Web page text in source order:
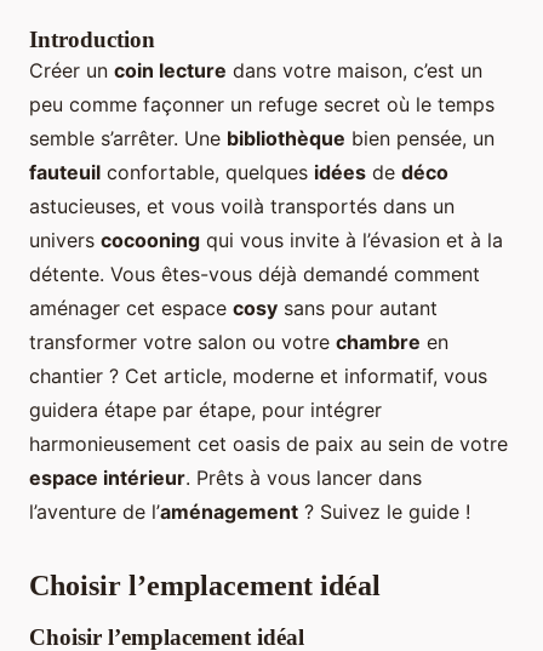
Introduction
Créer un coin lecture dans votre maison, c’est un
peu comme façonner un refuge secret où le temps
semble s’arrêter. Une bibliothèque bien pensée, un
fauteuil confortable, quelques idées de déco
astucieuses, et vous voilà transportés dans un
univers cocooning qui vous invite à l’évasion et à la
détente. Vous êtes-vous déjà demandé comment
aménager cet espace cosy sans pour autant
transformer votre salon ou votre chambre en
chantier ? Cet article, moderne et informatif, vous
guidera étape par étape, pour intégrer
harmonieusement cet oasis de paix au sein de votre
espace intérieur. Prêts à vous lancer dans
l’aventure de l’aménagement ? Suivez le guide !
Choisir l’emplacement idéal
Choisir l’emplacement idéal